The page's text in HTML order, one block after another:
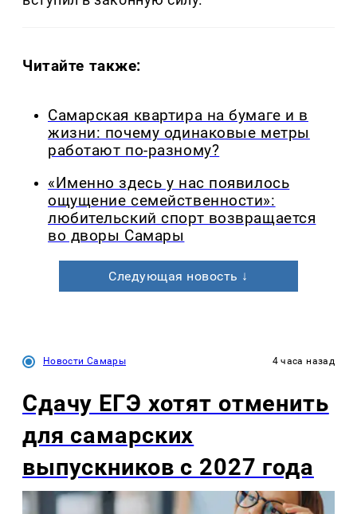
Читайте также:
Самарская квартира на бумаге и в
жизни: почему одинаковые метры
работают по-разному?
«Именно здесь у нас появилось
ощущение семейственности»:
любительский спорт возвращается
во дворы Самары
Следующая новость ↓
Новости Самары 4 часа назад
Сдачу ЕГЭ хотят отменить
для самарских
выпускников с 2027 года